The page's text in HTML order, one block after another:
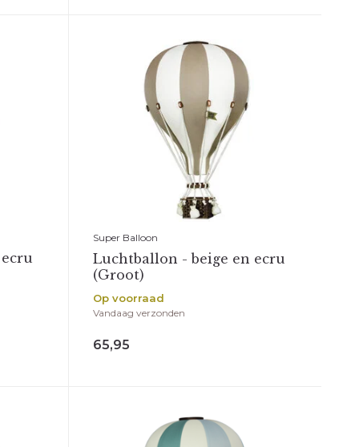
Super Balloon
Luchtballon - beige en ecru
(Groot)
Op voorraad
Vandaag verzonden
65,95